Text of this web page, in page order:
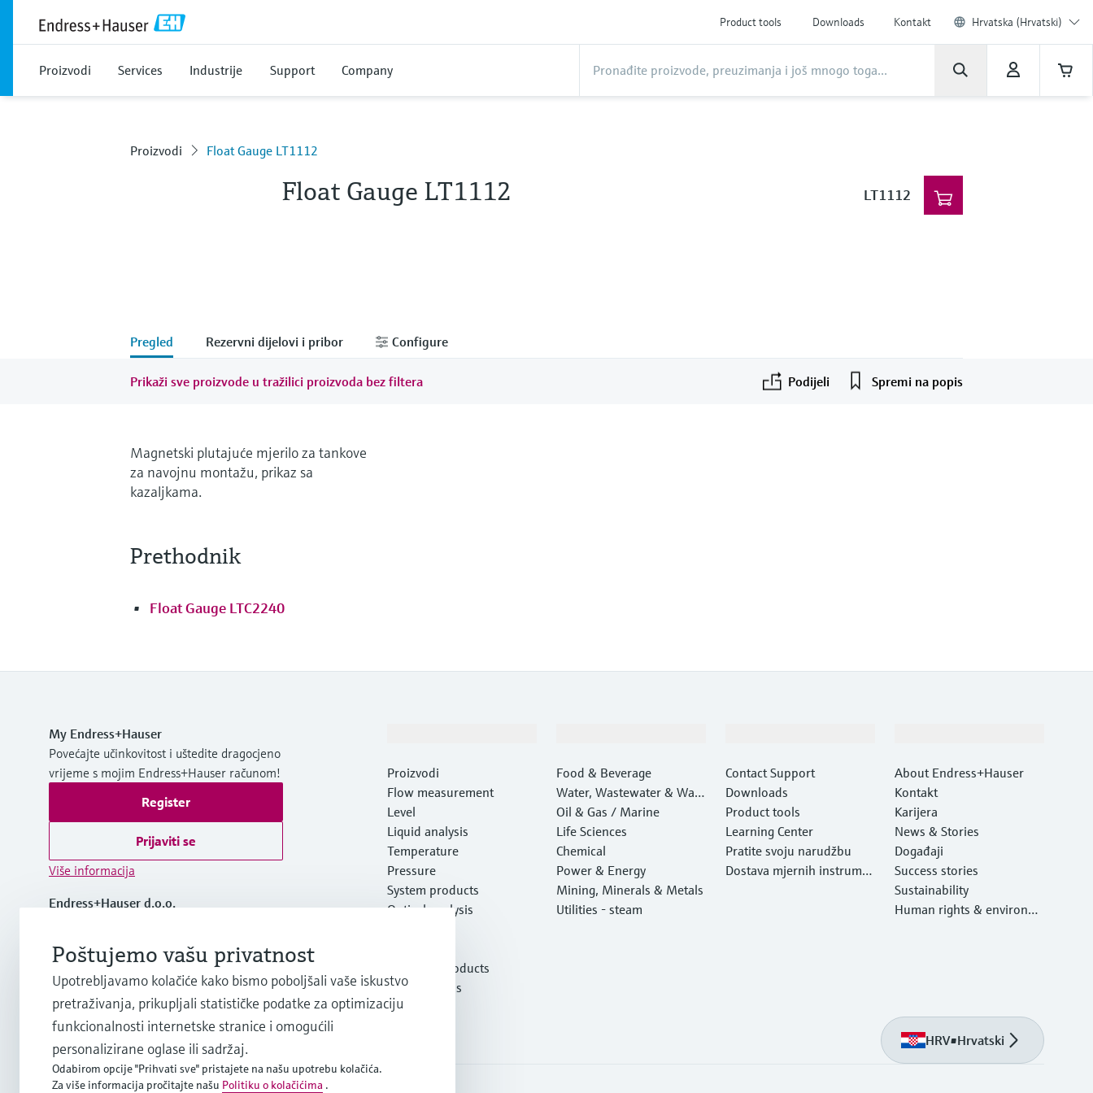
Product tools Downloads Kontakt Hrvatska (Hrvatski)
Proizvodi Services Industrije Support Company
Proizvodi Float Gauge LT1112
Float Gauge LT1112 LT1112
Pregled Rezervni dijelovi i pribor Configure
Prikaži sve proizvode u tražilici proizvoda bez filtera Podijeli Spremi na popis
Magnetski plutajuće mjerilo za tankove
za navojnu montažu, prikaz sa
kazaljkama.
Prethodnik
Float Gauge LTC2240
My Endress+Hauser
Povećajte učinkovitost i uštedite dragocjeno
vrijeme s mojim Endress+Hauser računom!
Register
Prijaviti se
Više informacija
Endress+Hauser d.o.o.
+385 1 6591 780
info.hr@endress.com
Proizvodi
Flow measurement
Level
Liquid analysis
Temperature
Pressure
System products
Optical analysis
Featured products
Product tools
Services
Food & Beverage
Water, Wastewater & Wast
e
Oil & Gas / Marine
Life Sciences
Chemical
Power & Energy
Mining, Minerals & Metals
Utilities - steam
Contact Support
Downloads
Product tools
Learning Center
Pratite svoju narudžbu
Dostava mjernih instrume
About Endress+Hauser
Kontakt
Karijera
News & Stories
Događaji
Success stories
Sustainability
Human rights & environm
HRV•Hrvatski
Poštujemo vašu privatnost
Upotrebljavamo kolačiće kako bismo poboljšali vaše iskustvo
pretraživanja, prikupljali statističke podatke za optimizaciju
funkcionalnosti internetske stranice i omogućili
personalizirane oglase ili sadržaj.
Odabirom opcije "Prihvati sve" pristajete na našu upotrebu kolačića.
Za više informacija pročitajte našu Politiku o kolačićima .